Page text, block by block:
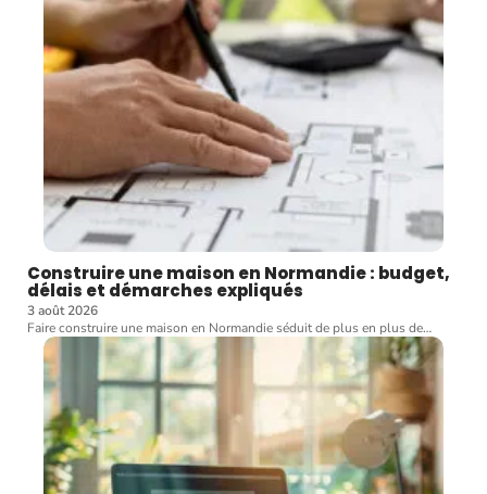
Construire une maison en Normandie : budget,
délais et démarches expliqués
3 août 2026
Faire construire une maison en Normandie séduit de plus en plus de…